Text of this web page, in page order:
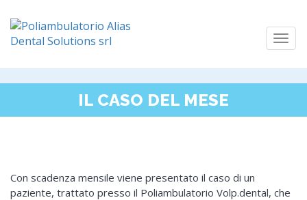
IL CASO DEL MESE
Con scadenza mensile viene presentato il caso di un
paziente, trattato presso il Poliambulatorio Volp.dental, che